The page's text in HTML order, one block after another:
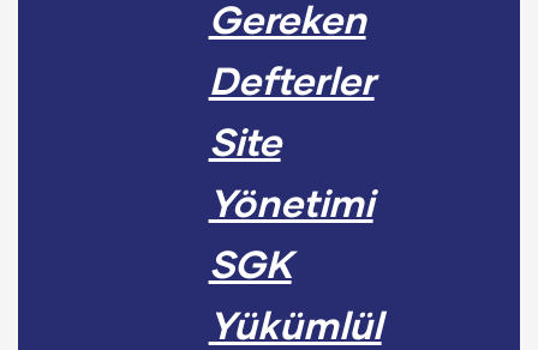
Gereken
Defterler
Site
Yönetimi
SGK
Yükümlül